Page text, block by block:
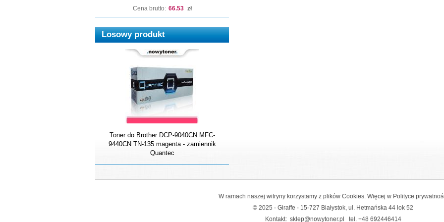
Cena brutto: 66.53 zł
Losowy produkt
Toner do Brother DCP-9040CN MFC-
9440CN TN-135 magenta - zamiennik
Quantec
W ramach naszej witryny korzystamy z plików Cookies. Więcej w Polityce
© 2025 - Giraffe - 15-727 Białystok, ul. Hetmańska 44 lok 52
Kontakt: sklep@nowytoner.pl tel. +48 692446414